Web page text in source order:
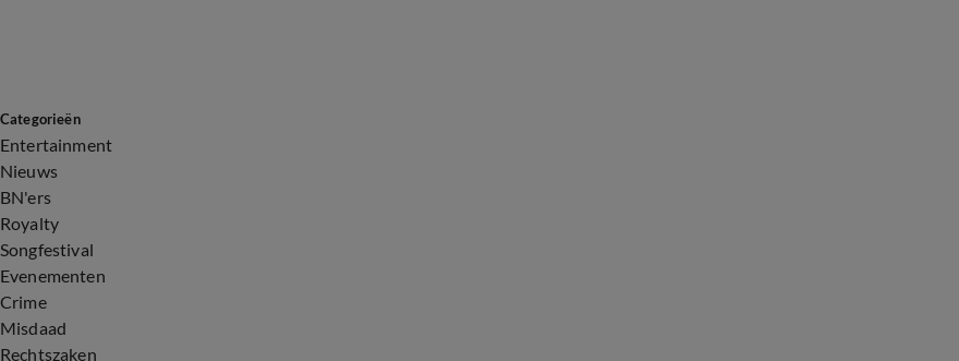
Categorieën
Entertainment
Nieuws
BN'ers
Royalty
Songfestival
Evenementen
Crime
Misdaad
Rechtszaken